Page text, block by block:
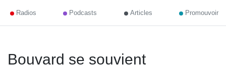
Radios Podcasts Articles Promouvoir
Bouvard se souvient